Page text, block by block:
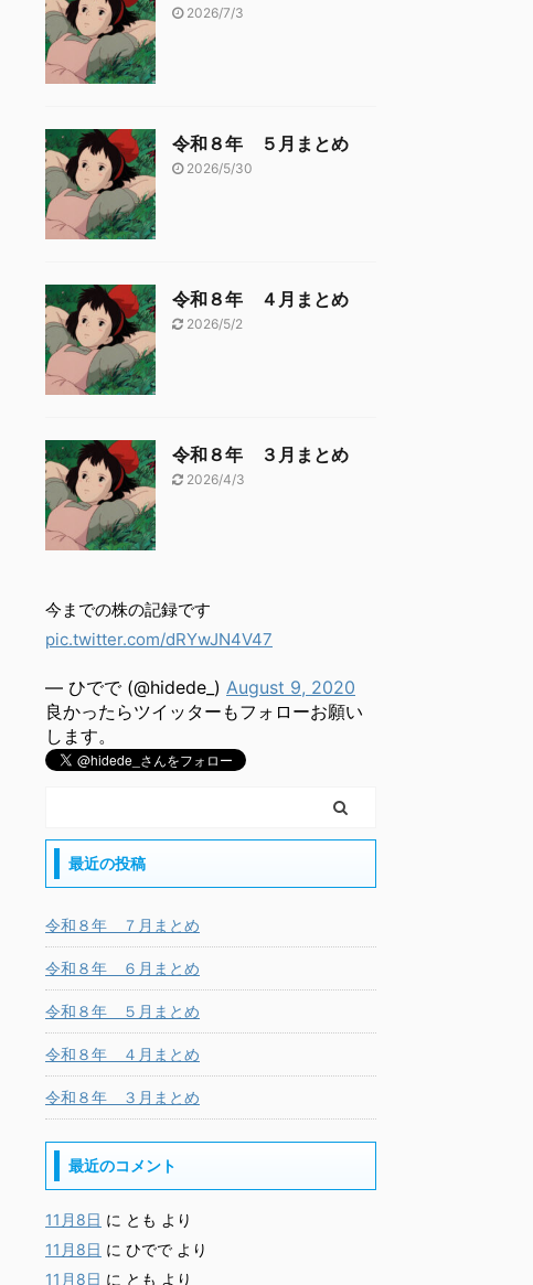
2026/7/3
令和８年 ５月まとめ
2026/5/30
令和８年 ４月まとめ
2026/5/2
令和８年 ３月まとめ
2026/4/3
今までの株の記録です
pic.twitter.com/dRYwJN4V47
— ひでで (@hidede_) August 9, 2020
良かったらツイッターもフォローお願い
します。
最近の投稿
令和８年 ７月まとめ
令和８年 ６月まとめ
令和８年 ５月まとめ
令和８年 ４月まとめ
令和８年 ３月まとめ
最近のコメント
11月8日 に とも より
11月8日 に ひでで より
11月8日 に とも より